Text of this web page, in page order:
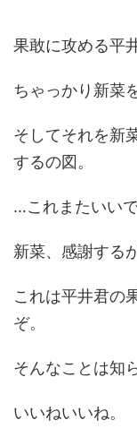
果敢に攻める平
ちゃっかり新菜
そしてそれを新
するの図。
…これまたいいで
新菜、感謝する
これは平井君の
ぞ。
そんなことは知
いいねいいね。